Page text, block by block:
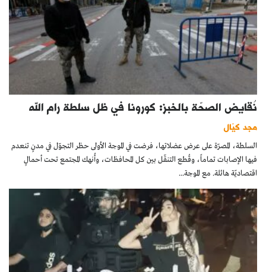
نُقايض الصحّة بالخبز: كورونا في ظل سلطة رام الله
مجد كيّال
السلطة، المصرّة على عرض عضلاتها، فرضت في الموجة الأولى حظر التجوّل في مدنٍ تنعدم
فيها الإصابات تماماً، وقُطع التنقّل بين كل المحافظات، وأُنهك المجتمع تحت أحمالٍ
اقتصاديّة هائلة. مع الموجة...